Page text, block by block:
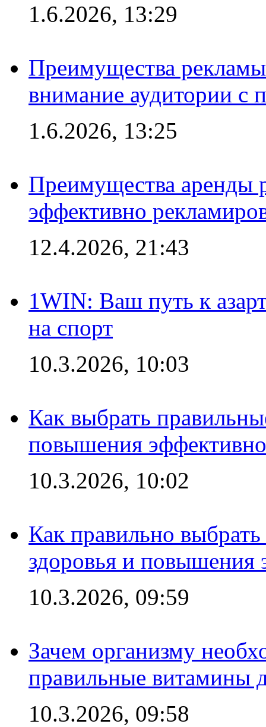
1.6.2026, 13:29
Преимущества
внимание аудитории
1.6.2026, 13:25
Преимущества аренды
эффективно
12.4.2026, 21:43
1WIN: Ваш путь к
на спорт
10.3.2026, 10:03
Как выбрать
повышения
10.3.2026, 10:02
Как правильно
здоровья и повышения
10.3.2026, 09:59
Зачем организму
правильные витамины
10.3.2026, 09:58